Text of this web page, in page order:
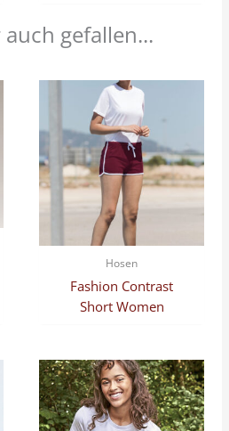
gefallen...
Hosen
Fashion Contrast
Short Women